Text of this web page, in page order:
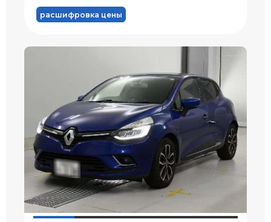
расшифровка цены